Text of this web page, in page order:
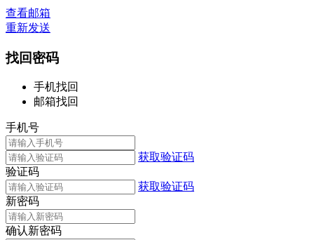
查看邮箱
重新发送
找回密码
手机找回
邮箱找回
手机号
获取验证码
验证码
获取验证码
新密码
确认新密码